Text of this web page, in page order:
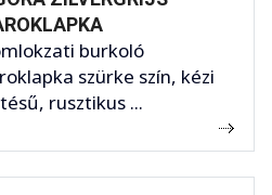
burkoló
szürke szín, kézi
rusztikus ...